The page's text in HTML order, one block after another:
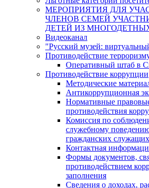
МЕРОПРИЯТИЯ ДЛЯ
ЧЛЕНОВ СЕМЕЙ
ДЕТЕЙ ИЗ
Видеоканал
"Русский музей:
Противодействие
Оперативный штаб в
Противодействие коррупции
Методические
Антикоррупционная
Нормативные
противодействия
Комиссия по
служебному
гражданских
Контактная
Формы документов,
противодействием
заполнения
Сведения о доходах,